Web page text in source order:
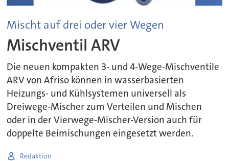
Mischt auf drei oder vier Wegen
Mischventil ARV
Die neuen kompakten 3- und 4-Wege-Mischventile
ARV von Afriso können in wasserbasierten
Heizungs- und Kühlsystemen universell als
Dreiwege-Mischer zum Verteilen und Mischen
oder in der Vierwege-Mischer-Version auch für
doppelte Beimischungen eingesetzt werden.
Redaktion